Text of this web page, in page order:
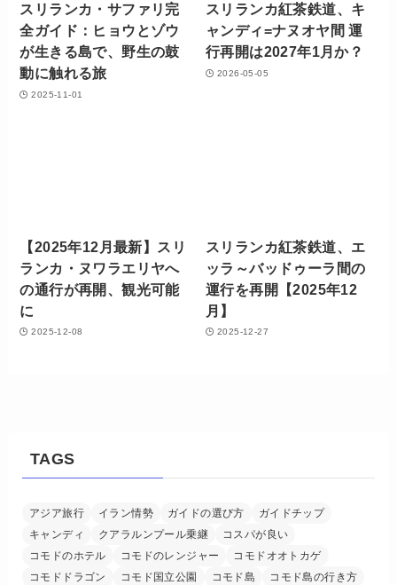
スリランカ・サファリ完
全ガイド：ヒョウとゾウ
が生きる島で、野生の鼓
動に触れる旅
2025-11-01
スリランカ紅茶鉄道、キ
ャンディ=ナヌオヤ間 運
行再開は2027年1月か？
2026-05-05
【2025年12月最新】スリ
ランカ・ヌワラエリヤへ
の通行が再開、観光可能
に
2025-12-08
スリランカ紅茶鉄道、エ
ッラ～バッドゥーラ間の
運行を再開【2025年12
月】
2025-12-27
TAGS
アジア旅行 イラン情勢 ガイドの選び方
ガイドチップ
キャンディ
クアラルンプール乗継
コスパが良い
コモドのホテル
コモドのレンジャー
コモドオオトカゲ
コモドドラゴン
コモド国立公園 コモド島
コモド島の行き方